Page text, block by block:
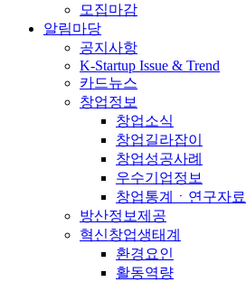
모집마감
알림마당
공지사항
K-Startup Issue & Trend
카드뉴스
창업정보
창업소식
창업길라잡이
창업성공사례
우수기업정보
창업통계ㆍ연구자료
방산정보제공
혁신창업생태계
환경요인
활동역량